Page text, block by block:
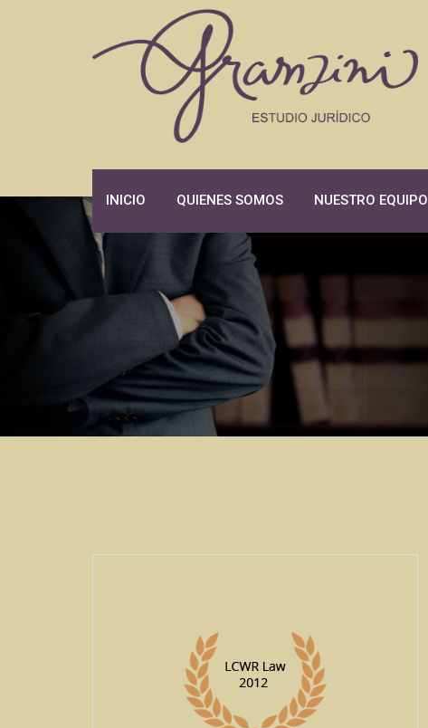
INICIO QUIENES SOMOS NUESTRO EQUIPO